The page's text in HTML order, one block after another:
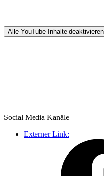
Alle YouTube-Inhalte deaktivieren
Social Media Kanäle
Externer Link: